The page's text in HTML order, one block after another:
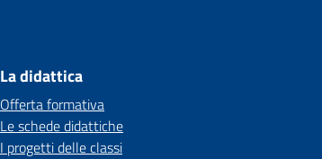
La didattica
Offerta formativa
Le schede didattiche
I progetti delle classi